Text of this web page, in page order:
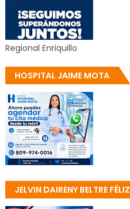
Regional Enriquillo
HOSPITAL JAIME MOTA
JELVIN DAIRENY BELTRE FÉLIZ